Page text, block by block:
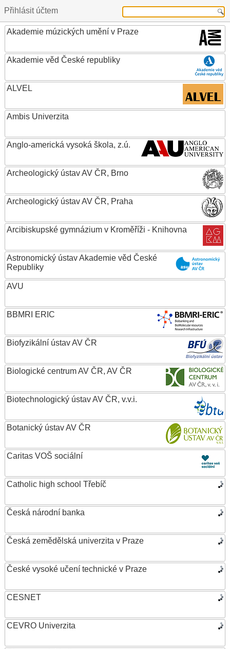
Přihlásit účtem
Akademie múzických umění v Praze
Akademie věd České republiky
ALVEL
Ambis Univerzita
Anglo-americká vysoká škola, z.ú.
Archeologický ústav AV ČR, Brno
Archeologický ústav AV ČR, Praha
Arcibiskupské gymnázium v Kroměříži - Knihovna
Astronomický ústav Akademie věd České
Republiky
AVU
BBMRI ERIC
Biofyzikální ústav AV ČR
Biologické centrum AV ČR, AV ČR
Biotechnologický ústav AV ČR, v.v.i.
Botanický ústav AV ČR
Caritas VOŠ sociální
Catholic high school Třebíč
Česká národní banka
Česká zemědělská univerzita v Praze
České vysoké učení technické v Praze
CESNET
CEVRO Univerzita